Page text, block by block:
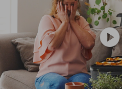
play_circle